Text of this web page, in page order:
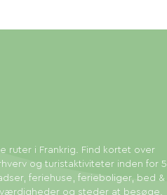
ruter i Frankrig. Find kortet over
og turistaktiviteter inden for 5
feriehuse, ferieboliger, bed &
og steder at besøge.